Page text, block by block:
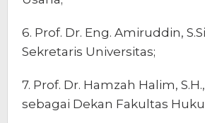
6. Prof. Dr. Eng. Amiruddin,
Sekretaris Universitas;
7. Prof. Dr. Hamzah Halim,
sebagai Dekan Fakultas